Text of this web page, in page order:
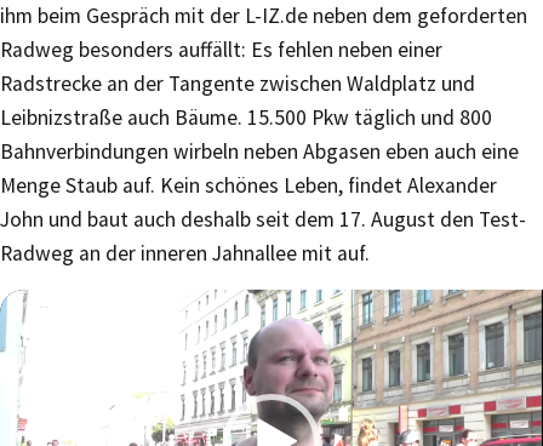
ihm beim Gespräch mit der L-IZ.de neben dem geforderten
Radweg besonders auffällt: Es fehlen neben einer
Radstrecke an der Tangente zwischen Waldplatz und
Leibnizstraße auch Bäume. 15.500 Pkw täglich und 800
Bahnverbindungen wirbeln neben Abgasen eben auch eine
Menge Staub auf. Kein schönes Leben, findet Alexander
John und baut auch deshalb seit dem 17. August den Test-
Radweg an der inneren Jahnallee mit auf.